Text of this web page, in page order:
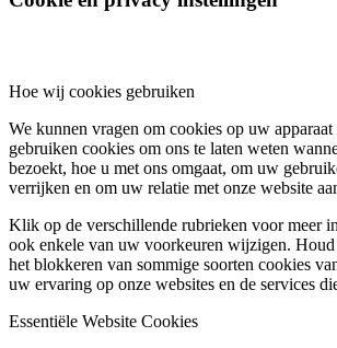
Hoe wij cookies gebruiken
We kunnen vragen om cookies op uw apparaat
gebruiken cookies om ons te laten weten
bezoekt, hoe u met ons omgaat, om uw
verrijken en om uw relatie met onze website
Klik op de verschillende rubrieken voor meer
ook enkele van uw voorkeuren wijzigen. Houd
het blokkeren van sommige soorten cookies
uw ervaring op onze websites en de services
Essentiële Website Cookies